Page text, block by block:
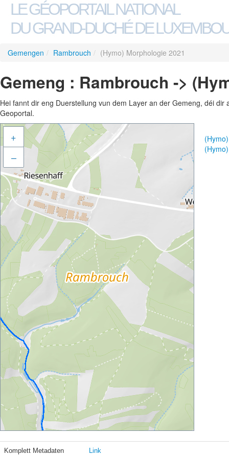
LE GÉOPORTAIL NATIONAL
DU GRAND-DUCHÉ DE
Gemengen / Rambrouch / (Hymo) Morphologie 2021
Gemeng : Rambrouch ->
Hei fannt dir eng Duerstellung vun dem Layer an der Gemeng, déi
Geoportal.
+
–
Komplett Metadaten Link